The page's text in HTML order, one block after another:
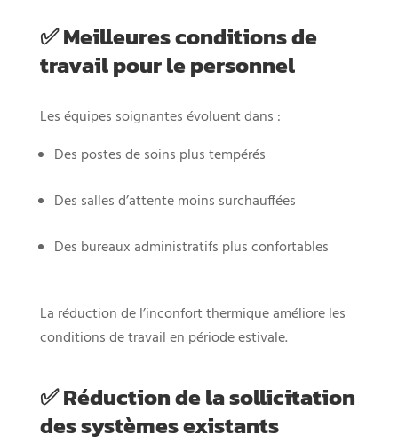
✅ Meilleures conditions de
travail pour le personnel
Les équipes soignantes évoluent dans :
Des postes de soins plus tempérés
Des salles d’attente moins surchauffées
Des bureaux administratifs plus confortables
La réduction de l’inconfort thermique améliore les
conditions de travail en période estivale.
✅ Réduction de la sollicitation
des systèmes existants